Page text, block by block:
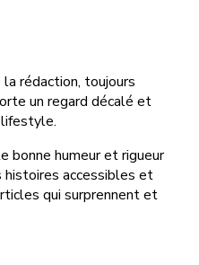
rédaction, toujours
un regard décalé et
bonne humeur et rigueur
histoires accessibles et
qui surprennent et